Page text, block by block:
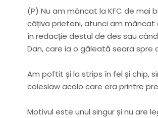
(P) Nu am mâncat la KFC de
câțiva prieteni, atunci am mâncat
în redacție destul de des sau
Dan, care ia o găleată seara spre
Am poftit și la strips în fel și chip,
coleslaw acolo care era printre
Motivul este unul singur și nu are